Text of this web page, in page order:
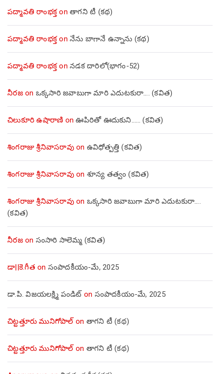
పద్మావతి రాంభక్తon తాగని టీ (కథ)
పద్మావతి రాంభక్తon నేను బాగానే ఉన్నాను (క‌థ‌)
పద్మావతి రాంభక్తon నడక దారిలో(భాగం-52)
నీరజon ఒక్కసారి జవాబుగా మారి ఎదుటకురా…. (కవిత)
చిలుకూరి ఉషారాణి onఊపిరితో ఊదుకుని…… (కవిత)
శింగరాజు శ్రీనివాసరావుon ఉవిధోత్పత్తి (కవిత)
శింగరాజు శ్రీనివాసరావుon శూన్య తత్వం (కవిత)
శింగరాజు శ్రీనివాసరావుon ఒక్కసారి జవాబుగా మారి ఎదుటకురా….
(కవిత)
నీరజon సంసారి సాలెమ్మ (కవిత)
డా||కె.గీత on సంపాదకీయం-మే, 2025
డా.పి. విజయలక్ష్మి పండిట్ on సంపాదకీయం-మే, 2025
చిట్టత్తూరు మునిగోపాల్on తాగని టీ (కథ)
చిట్టత్తూరు మునిగోపాల్on తాగని టీ (కథ)